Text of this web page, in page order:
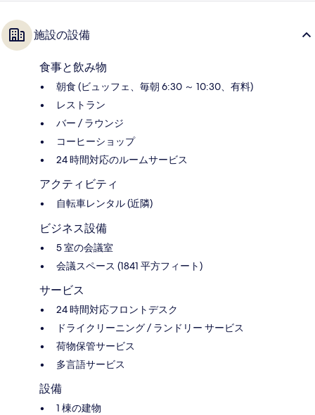
施設の設備
食事と飲み物
朝食 (ビュッフェ、毎朝 6:30 ～ 10:30、有料)
レストラン
バー / ラウンジ
コーヒーショップ
24 時間対応のルームサービス
アクティビティ
自転車レンタル (近隣)
ビジネス設備
5 室の会議室
会議スペース (1841 平方フィート)
サービス
24 時間対応フロントデスク
ドライクリーニング / ランドリー サービス
荷物保管サービス
多言語サービス
設備
1 棟の建物